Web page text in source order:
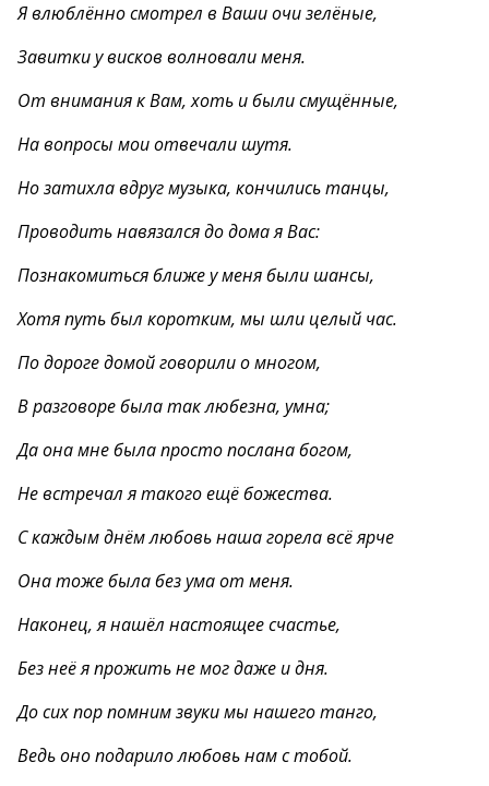
Я влюблённо смотрел в Ваши очи зелёные,
Завитки у висков волновали меня.
От внимания к Вам, хоть и были смущённые,
На вопросы мои отвечали шутя.
Но затихла вдруг музыка, кончились танцы,
Проводить навязался до дома я Вас:
Познакомиться ближе у меня были шансы,
Хотя путь был коротким, мы шли целый час.
По дороге домой говорили о многом,
В разговоре была так любезна, умна;
Да она мне была просто послана богом,
Не встречал я такого ещё божества.
С каждым днём любовь наша горела всё ярче
Она тоже была без ума от меня.
Наконец, я нашёл настоящее счастье,
Без неё я прожить не мог даже и дня.
До сих пор помним звуки мы нашего танго,
Ведь оно подарило любовь нам с тобой.